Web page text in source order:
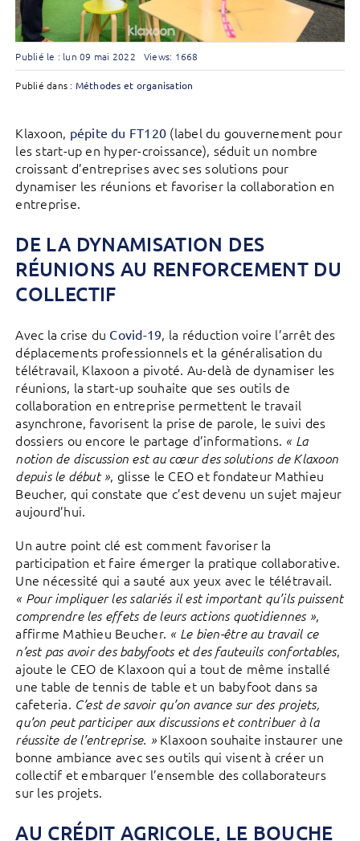
Publié le : lun 09 mai 2022 Views: 1668
Publié dans : Méthodes et organisation
Klaxoon, pépite du FT120 (label du gouvernement pour
les start-up en hyper-croissance), séduit un nombre
croissant d’entreprises avec ses solutions pour
dynamiser les réunions et favoriser la collaboration en
entreprise.
DE LA DYNAMISATION DES
RÉUNIONS AU RENFORCEMENT DU
COLLECTIF
Avec la crise du Covid-19, la réduction voire l’arrêt des
déplacements professionnels et la généralisation du
télétravail, Klaxoon a pivoté. Au-delà de dynamiser les
réunions, la start-up souhaite que ses outils de
collaboration en entreprise permettent le travail
asynchrone, favorisent la prise de parole, le suivi des
dossiers ou encore le partage d’informations. « La
notion de discussion est au cœur des solutions de Klaxoon
depuis le début », glisse le CEO et fondateur Mathieu
Beucher, qui constate que c’est devenu un sujet majeur
aujourd’hui.
Un autre point clé est comment favoriser la
participation et faire émerger la pratique collaborative.
Une nécessité qui a sauté aux yeux avec le télétravail.
« Pour impliquer les salariés il est important qu’ils puissent
comprendre les effets de leurs actions quotidiennes »,
affirme Mathieu Beucher. « Le bien-être au travail ce
n’est pas avoir des babyfoots et des fauteuils confortables,
ajoute le CEO de Klaxoon qui a tout de même installé
une table de tennis de table et un babyfoot dans sa
cafeteria. C’est de savoir qu’on avance sur des projets,
qu’on peut participer aux discussions et contribuer à la
réussite de l’entreprise. » Klaxoon souhaite instaurer une
bonne ambiance avec ses outils qui visent à créer un
collectif et embarquer l’ensemble des collaborateurs
sur les projets.
AU CRÉDIT AGRICOLE, LE BOUCHE